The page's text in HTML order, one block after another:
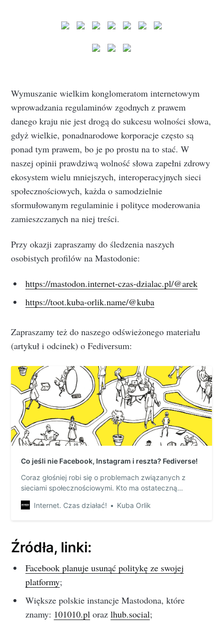
Wymuszanie wielkim konglomeratom internetowym
wprowadzania regulaminów zgodnych z prawem
danego kraju nie jest drogą do sukcesu wolności słowa,
gdyż wielkie, ponadnarodowe korporacje często są
ponad tym prawem, bo je po prostu na to stać. W
naszej opinii prawdziwą wolność słowa zapełni zdrowy
ekosystem wielu mniejszych, interoperacyjnych sieci
społecznościowych, każda o samodzielnie
sformułowanym regulaminie i polityce moderowania
zamieszczanych na niej treści.
Przy okazji zapraszamy do śledzenia naszych
osobistych profilów na Mastodonie:
https://mastodon.internet-czas-dzialac.pl/@arek
https://toot.kuba-orlik.name/@kuba
Zapraszamy też do naszego odświeżonego materiału
(artykuł i odcinek) o Fediversum:
Co jeśli nie Facebook, Instagram i reszta? Fediverse!
Coraz głośniej robi się o problemach związanych z
sieciami społecznościowymi. Kto ma ostateczną
Facebooku? Dlaczego prywatna firma może zamknąć
filmik?
Internet. Czas działać! Kuba Orlik
Źródła, linki:
Facebook planuje usunąć politykę ze swojej
platformy;
Większe polskie instancje Mastodona, które
znamy: 101010.pl orazlhub.social;